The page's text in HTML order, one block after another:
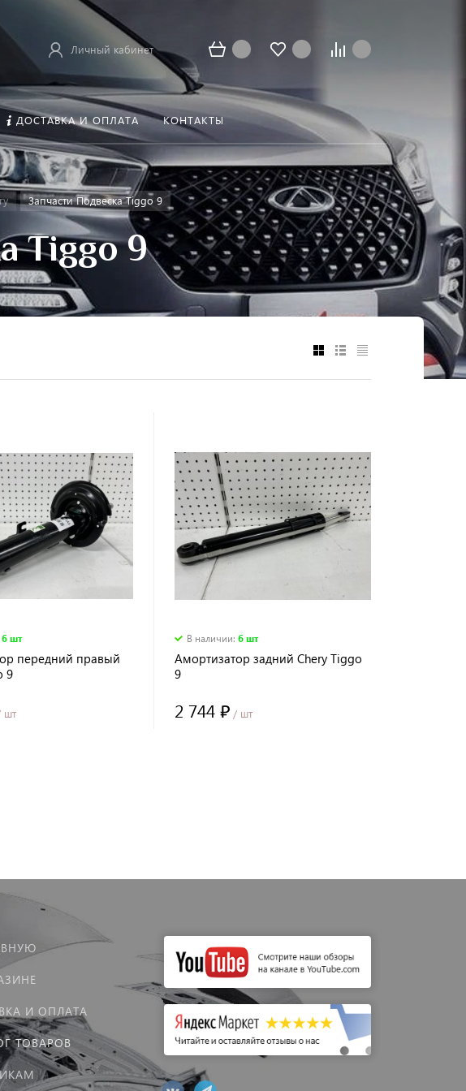
Личный кабинет
ДОСТАВКА И ОПЛАТА КОНТАКТЫ
Запчасти Подвеска Tiggo 9
Tiggo 9
6 шт
передний правый
9
В наличии:6 шт
Амортизатор задний Chery Tiggo
9
2 744 ₽ / шт
И ОПЛАТА
ТОВАРОВ